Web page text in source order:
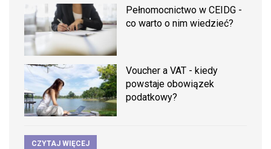
Pełnomocnictwo w CEIDG -
co warto o nim wiedzieć?
Voucher a VAT - kiedy
powstaje obowiązek
podatkowy?
CZYTAJ WIĘCEJ